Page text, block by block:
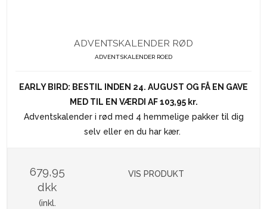
ADVENTSKALENDER RØD
ADVENTSKALENDER ROED
EARLY BIRD: BESTIL INDEN 24. AUGUST OG FÅ EN GAVE
MED TIL EN VÆRDI AF 103,95 kr.
Adventskalender i rød med 4 hemmelige pakker til dig
selv eller en du har kær.
679,95
dkk
(inkl.
VIS PRODUKT